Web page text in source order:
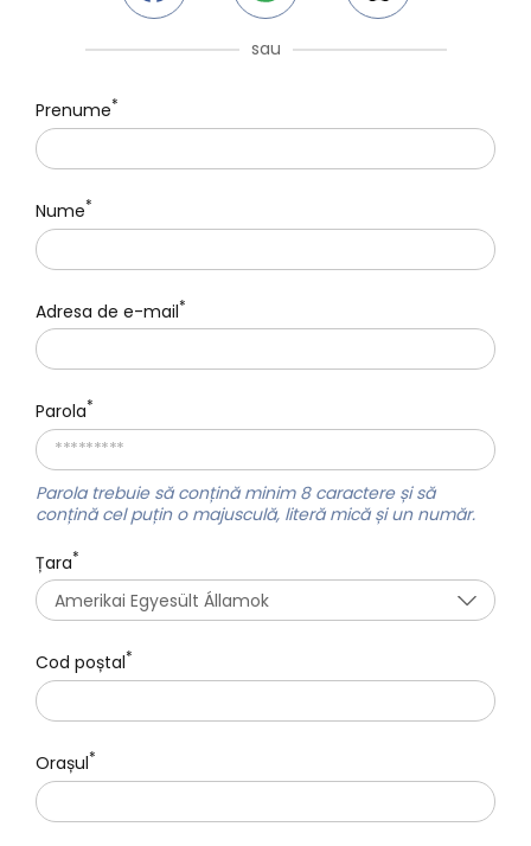
sau
Prenume*
Nume*
Adresa de e-mail*
Parola*
Parola trebuie să conțină minim 8 caractereși să
conțină cel puțin o majusculă, literă micășiun număr.
Țara*
Amerikai Egyesült Államok
Cod poștal*
Orașul*